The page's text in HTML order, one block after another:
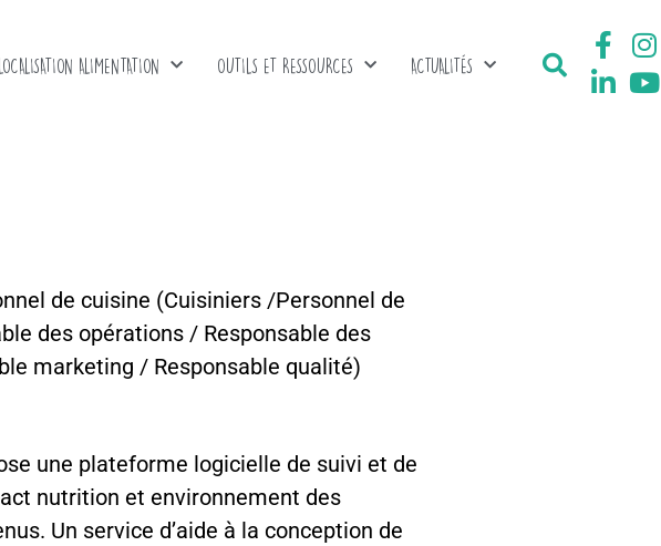
ALIMENTATION OUTILS ET RESSOURCES ACTUALITÉS
de cuisine (Cuisiniers /Personnel de
des opérations / Responsable des
marketing / Responsable qualité)
une plateforme logicielle de suivi et de
nutrition et environnement des
Un service d’aide à la conception de